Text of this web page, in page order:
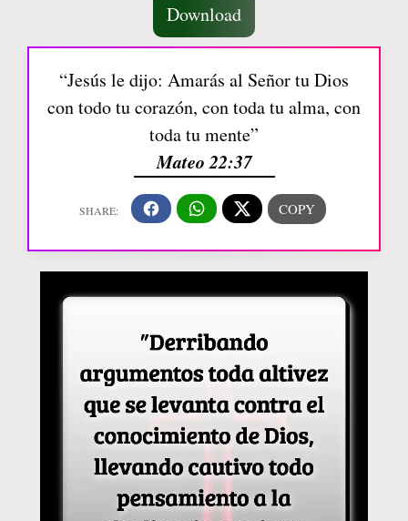
Download
“Jesús le dijo: Amarás al Señor tu Dios
con todo tu corazón, con toda tu alma, con
toda tu mente”
Mateo 22:37